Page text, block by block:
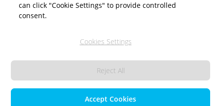
© 2026 CyberLink Corp. Tutti i diritti
Termini di
can click "Cookie Settings" to provide controlled
consent.
Cookies Settings
Reject All
Accept Cookies